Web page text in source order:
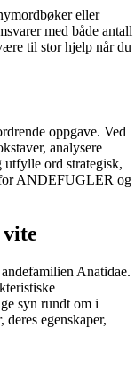
eller
med både antall
til stor hjelp når du
oppgave. Ved
analysere
ord strategisk,
ANDEFUGLER og
Anatidae.
syn rundt om i
egenskaper,